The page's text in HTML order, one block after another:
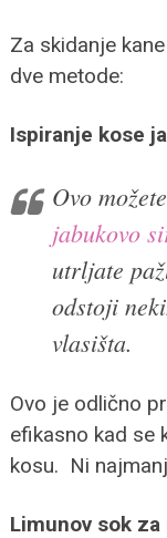
Za skidanje
dve metode:
Ispiranje kose
Ovo
jabukovo
utrljate
odstoji
vlasišta.
Ovo je odlično
efikasno kad se
kosu. Ni
Limunov sok